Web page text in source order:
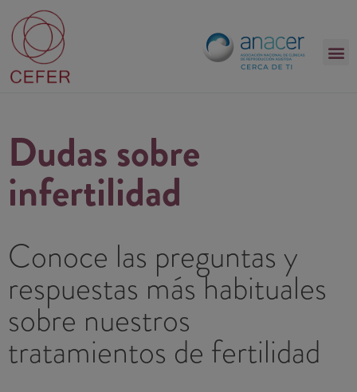
Dudas sobre
infertilidad
Conoce las preguntas y
respuestas más habituales
sobre nuestros
tratamientos de fertilidad